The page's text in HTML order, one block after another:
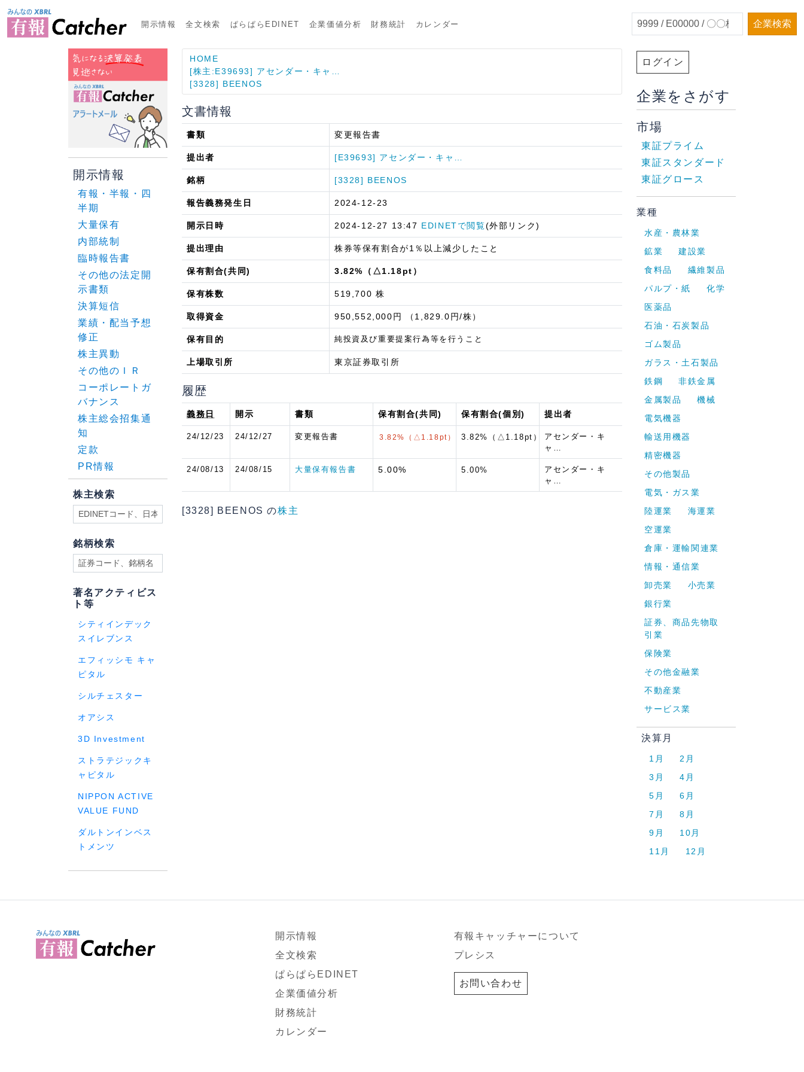
開示情報 全文検索 ぱらぱらEDINET 企業価値分析 財務統計 カレンダー 企業検索
開示情報
有報・半報・四
半期
大量保有
内部統制
臨時報告書
その他の法定開
示書類
決算短信
業績・配当予想
修正
株主異動
その他のＩＲ
コーポレートガ
バナンス
株主総会招集通
知
定款
PR情報
株主検索
銘柄検索
著名アクティビス
ト等
シティインデック
スイレブンス
エフィッシモ キャ
ピタル
シルチェスター
オアシス
3D Investment
ストラテジックキ
ャピタル
NIPPON ACTIVE
VALUE FUND
ダルトンインベス
トメンツ
HOME
[株主:E39693] アセンダー・キャ…
[3328] BEENOS
文書情報
書類 変更報告書
提出者 [E39693] アセンダー・キャ…
銘柄 [3328] BEENOS
報告義務発生日 2024-12-23
開示日時 2024-12-27 13:47 EDINETで閲覧(外部リンク)
提出理由 株券等保有割合が1％以上減少したこと
保有割合(共同) 3.82%（△1.18pt）
保有株数 519,700 株
取得資金 950,552,000円 （1,829.0円/株）
保有目的 純投資及び重要提案行為等を行うこと
上場取引所 東京証券取引所
履歴
義務日 開示 書類 保有割合(共同) 保有割合(個別) 提出者
24/12/23 24/12/27 変更報告書 3.82%（△1.18pt） 3.82%（△1.18pt）
アセンダー・キ
ャ…
24/08/13 24/08/15 大量保有報告書 5.00% 5.00%
アセンダー・キ
ャ…
[3328] BEENOS の株主
ログイン
企業をさがす
市場
東証プライム
東証スタンダード
東証グロース
業種
水産・農林業
鉱業
建設業
食料品
繊維製品
パルプ・紙
化学
医薬品
石油・石炭製品
ゴム製品
ガラス・土石製品
鉄鋼
非鉄金属
金属製品
機械
電気機器
輸送用機器
精密機器
その他製品
電気・ガス業
陸運業
海運業
空運業
倉庫・運輸関連業
情報・通信業
卸売業
小売業
銀行業
証券、商品先物取
引業
保険業
その他金融業
不動産業
サービス業
決算月
1月
2月
3月
4月
5月
6月
7月
8月
9月
10月
11月
12月
開示情報
全文検索
ぱらぱらEDINET
企業価値分析
財務統計
カレンダー
有報キャッチャーについて
プレシス
お問い合わせ